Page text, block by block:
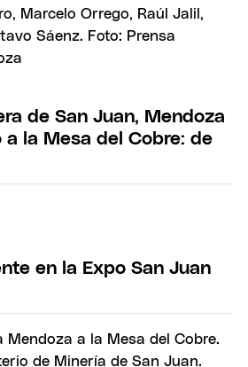
de San Juan, Mendoza
a la Mesa del Cobre: de
en la Expo San Juan